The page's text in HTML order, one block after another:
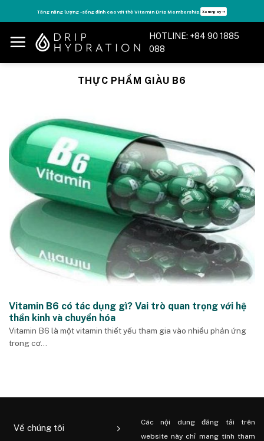
to
content
Tăng năng lượng - sống đỉnh cao với thẻ Vitamin Drip Membership. Xem ngay ➝
HOTLINE: +84 90 1885
088
THỰC PHẨM GIÀU B6
Vitamin B6 có tác dụng gì? Vai trò quan trọng với hệ
thần kinh và chuyển hóa
Vitamin B6 là một vitamin thiết yếu tham gia vào nhiều phản ứng
trong cơ...
Về chúng tôi
Các nội dung đăng tải trên
website này chỉ mang tính tham